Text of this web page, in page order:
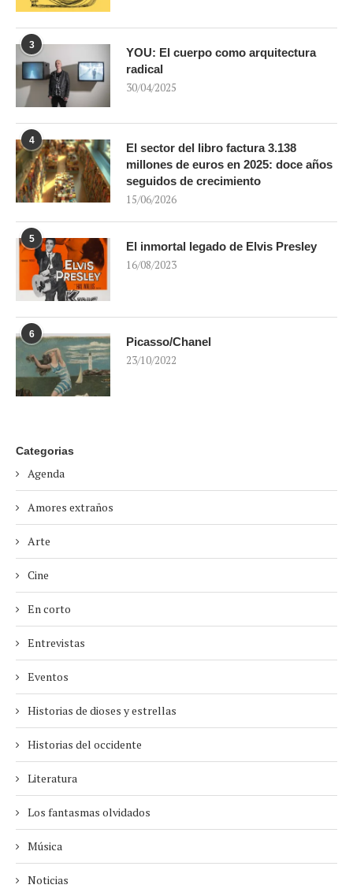
3
YOU: El cuerpo como arquitectura
radical
30/04/2025
4
El sector del libro factura 3.138
millones de euros en 2025: doce años
seguidos de crecimiento
15/06/2026
5
El inmortal legado de Elvis Presley
16/08/2023
6
Picasso/Chanel
23/10/2022
Categorias
Agenda
Amores extraños
Arte
Cine
En corto
Entrevistas
Eventos
Historias de dioses y estrellas
Historias del occidente
Literatura
Los fantasmas olvidados
Música
Noticias